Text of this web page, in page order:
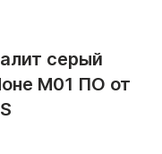
серый
M01 ПО от